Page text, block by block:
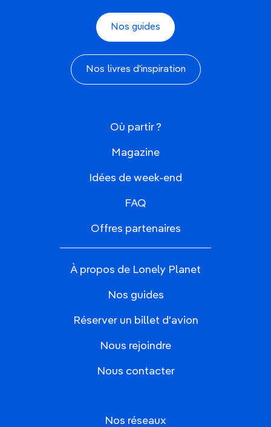
Nos guides
Nos livres d'inspiration
Où partir ?
Magazine
Idées de week-end
FAQ
Offres partenaires
À propos de Lonely Planet
Nos guides
Réserver un billet d'avion
Nous rejoindre
Nous contacter
Nos réseaux